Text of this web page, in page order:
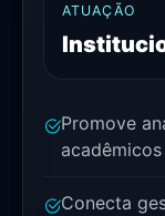
ATUAÇÃO
Promove
Conecta